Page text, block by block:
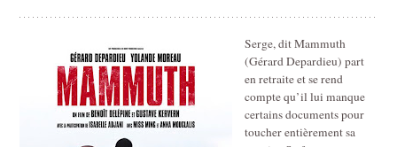
Serge, dit Mammuth
(Gérard Depardieu) part
en retraite et se rend
compte qu’il lui manque
certains documents pour
toucher entièrement sa